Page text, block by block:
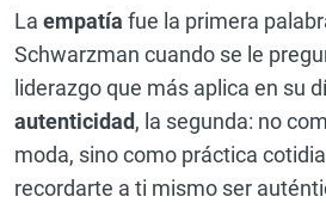
La empatía fue la primera
Schwarzman cuando se le
liderazgo que más aplica en su
autenticidad, la segunda: no
moda, sino como práctica
recordarte a ti mismo ser